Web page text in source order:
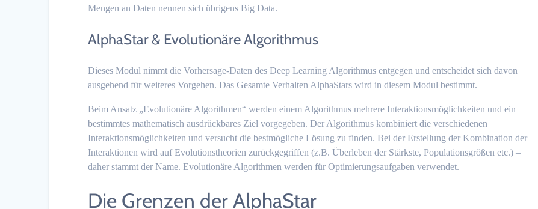
Mengen an Daten nennen sich übrigens Big Data.
AlphaStar & Evolutionäre Algorithmus
Dieses Modul nimmt die Vorhersage-Daten des Deep Learning Algorithmus entgegen und entscheidet sich davon
ausgehend für weiteres Vorgehen. Das Gesamte Verhalten AlphaStars wird in diesem Modul bestimmt.
Beim Ansatz „Evolutionäre Algorithmen“ werden einem Algorithmus mehrere Interaktionsmöglichkeiten und ein
bestimmtes mathematisch ausdrückbares Ziel vorgegeben. Der Algorithmus kombiniert die verschiedenen
Interaktionsmöglichkeiten und versucht die bestmögliche Lösung zu finden. Bei der Erstellung der Kombination der
Interaktionen wird auf Evolutionstheorien zurückgegriffen (z.B. Überleben der Stärkste, Populationsgrößen etc.) –
daher stammt der Name. Evolutionäre Algorithmen werden für Optimierungsaufgaben verwendet.
Die Grenzen der AlphaStar